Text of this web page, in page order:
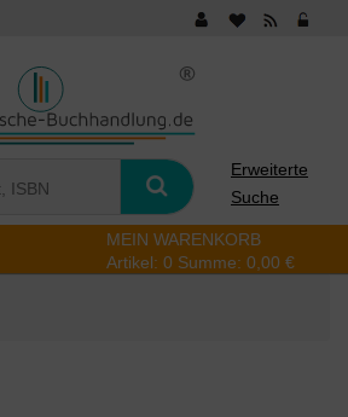
Erweiterte
Suche
MEIN WARENKORB
Artikel: 0 Summe: 0,00 €